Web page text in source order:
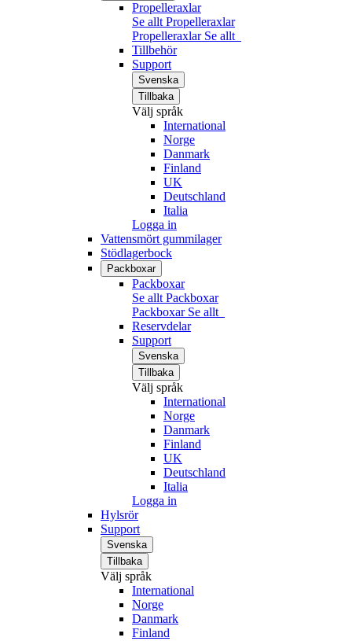
Propelleraxlar
Se allt Propelleraxlar
Propelleraxlar Se allt
Tillbehör
Support
Svenska
Tillbaka
Välj språk
International
Norge
Danmark
Finland
UK
Deutschland
Italia
Logga in
Vattensmört gummilager
Stödlagerbock
Packboxar
Packboxar
Se allt Packboxar
Packboxar Se allt
Reservdelar
Support
Svenska
Tillbaka
Välj språk
International
Norge
Danmark
Finland
UK
Deutschland
Italia
Logga in
Hylsrör
Support
Svenska
Tillbaka
Välj språk
International
Norge
Danmark
Finland